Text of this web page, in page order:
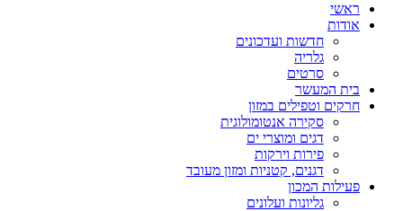
ראשי
אודות
חדשות ועדכונים
גלריה
סרטים
בית המעשר
חרקים וטפילים במזון
סקירה אנטומולוגית
דגים ומוצרי ים
פירות וירקות
דגנים, קטניות ומזון מעובד
פעילות המכון
גליונות ועלונים